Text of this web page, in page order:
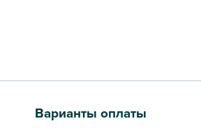
Варианты оплаты